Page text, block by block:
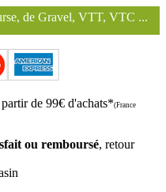
VTC ...
Nous
partir de 99€ d'achats*(France
ou remboursé, retour